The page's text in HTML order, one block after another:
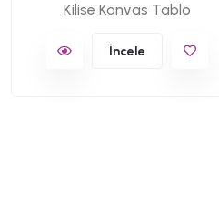
Kilise Kanvas Tablo
İncele